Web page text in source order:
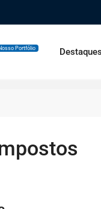
Portfólio Destaques